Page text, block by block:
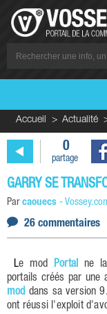
Accueil Actualité
0
partage
GARRY SE
Par caouecs -
26 commentaires
Le mod Portal ne
portails créés par une
moddans sa version
ont réussi l'exploit